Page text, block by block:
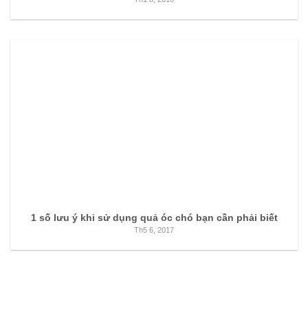
1 số lưu ý khi sử dụng quả óc chó bạn cần phải biết
Th5 6, 2017